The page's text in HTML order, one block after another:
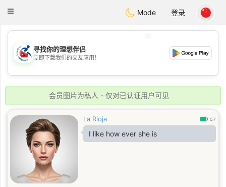
Handi Space
Toggle
Mode 登录
💖
💕
💕
寻找你的理想伴侣
立即下载我们的交友应用！
会员图片为私人 - 仅对已认证用户可见
La Rioja 0.7
I like how ever she is